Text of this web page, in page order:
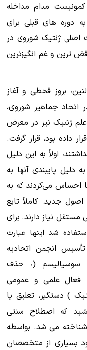
مدام مداخله
دوره های قبلی برای
اصلی ژنتیک شوروی در
ترین و غم انگیزترین
بروز قحطی و آغاز
جماهیر شوروی،
علوم و بویژه علم ژنتیک نیز در معرض
داده بود، قرار گرفت.
اولاً به این دلیل
دلیل پایبندی آنها به
احساس می‌کردند که به
جدید، کاملاً تابع
نیاز دارند. برای
شد اینها عبارت
انجمن اتحادیه
سوسیالیسم (، حذف
فعال علمی و عمومی
) دستگیر، تعلیق یا
که اصطلاح سنتی
شناخته می شد. بواسطه
بسیاری از متخصصان